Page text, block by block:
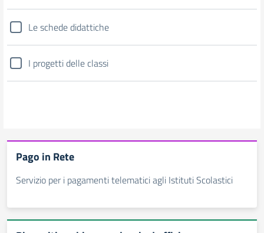
Le schede didattiche
I progetti delle classi
Pago in Rete
Servizio per i pagamenti telematici agli Istituti Scolastici